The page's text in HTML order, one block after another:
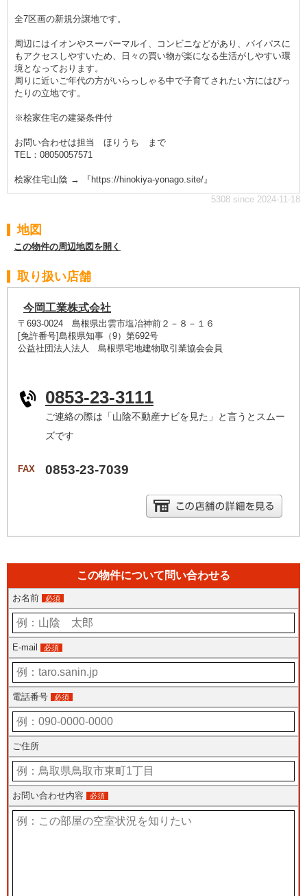
全7区画の新規分譲地です。
周辺にはイオンやスーパーマルイ、コンビニなどがあり、バイパスに
もアクセスしやすいため、日々の買い物が楽になる生活がしやすい環
境となっております。
周りに近いご年代の方がいらっしゃる中で子育てされたい方にはぴっ
たりの立地です。
※桧家住宅の建築条件付
お問い合わせは担当 ほりうち まで
TEL：08050057571
桧家住宅山陰 → 『https://hinokiya-yonago.site/』
5308 since 2024-11-18
地図
この物件の周辺地図を開く
取り扱い店舗
今岡工業株式会社
〒693-0024 島根県出雲市塩冶神前２－８－１６
[免許番号]島根県知事（9）第692号
公益社団法人法人 島根県宅地建物取引業協会会員
0853-23-3111
ご連絡の際は「山陰不動産ナビを見た」と言うとスムー
ズです
FAX 0853-23-7039